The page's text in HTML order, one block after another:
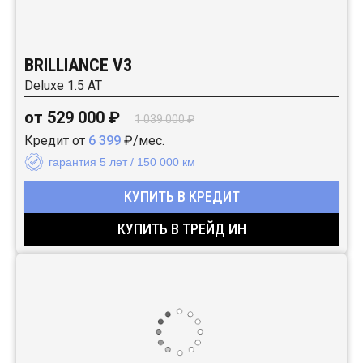
BRILLIANCE V3
Deluxe 1.5 AT
от 529 000 ₽ 1 039 000 ₽
Кредит от 6 399 ₽/мес.
гарантия 5 лет / 150 000 км
КУПИТЬ В КРЕДИТ
КУПИТЬ В ТРЕЙД ИН